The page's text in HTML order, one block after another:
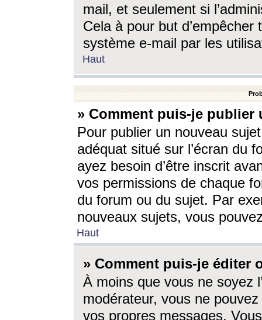
mail, et seulement si
Cela à pour but
système e-mail par les
Haut
» Comment puis-je
Pour publier un nouveau
adéquat situé sur l’écran du
ayez besoin d’être inscrit
vos permissions de chaque
du forum ou du sujet. Par
nouveaux sujets, vous
Haut
» Comment puis-je éditer
À moins que vous ne soyez
modérateur, vous ne
vos propres messages.